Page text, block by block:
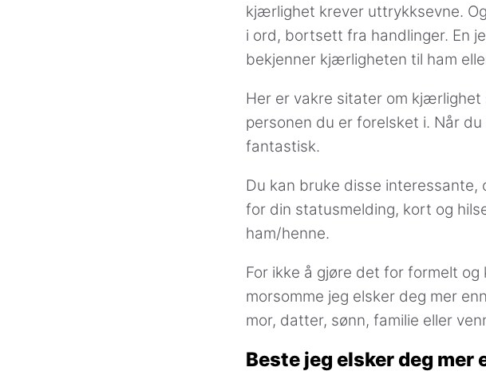
kjærlighet krever uttrykksevne.
i ord, bortsett fra handlinger. En
bekjenner kjærligheten til ham
Her er vakre sitater om
personen du er forelsket i. Når
fantastisk.
Du kan bruke disse
for din statusmelding, kort og
ham/henne.
For ikke å gjøre det for formelt
morsomme jeg elsker deg mer
mor, datter, sønn, familie eller
Beste jeg elsker deg mer